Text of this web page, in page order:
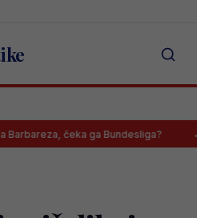
čeka ga Bundesliga? Danas